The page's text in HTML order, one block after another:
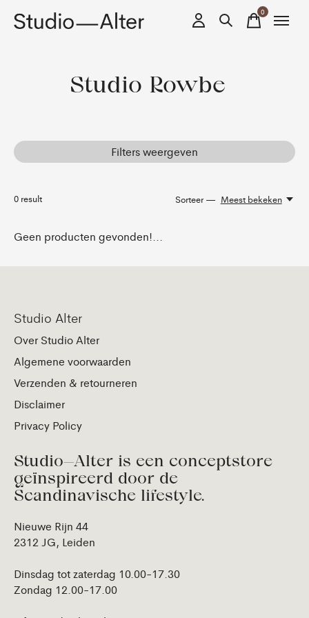
0items
Studio Rowbe
Filters weergeven
0 result Sorteer — Meest bekeken
Geen producten gevonden!...
Studio Alter
Over Studio Alter
Algemene voorwaarden
Verzenden & retourneren
Disclaimer
Privacy Policy
Studio—Alter is een conceptstore
geïnspireerd door de
Scandinavische lifestyle.
Nieuwe Rijn 44
2312 JG, Leiden
Dinsdag tot zaterdag 10.00-17.30
Zondag 12.00-17.00